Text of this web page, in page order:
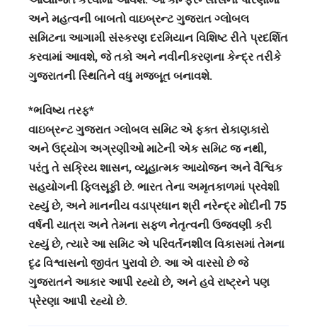
અને મહત્વની બાબતો વાઇબ્રન્ટ ગુજરાત ગ્લોબલ
સમિટના આગામી સંસ્કરણ દરમિયાન વિશિષ્ટ રીતે પ્રદર્શિત
કરવામાં આવશે, જે તકો અને નવીનીકરણના કેન્દ્ર તરીકે
ગુજરાતની સ્થિતિને વધુ મજબૂત બનાવશે.
*ભવિષ્ય તરફ*
વાઇબ્રન્ટ ગુજરાત ગ્લોબલ સમિટ એ ફક્ત રોકાણકારો
અને ઉદ્યોગ અગ્રણીઓ માટેની એક સમિટ જ નથી,
પરંતુ તે સક્રિય શાસન, વ્યૂહાત્મક આયોજન અને વૈશ્વિક
સહયોગની ફિલસૂફી છે. ભારત તેના અમૃતકાળમાં પ્રવેશી
રહ્યું છે, અને માનનીય વડાપ્રધાન શ્રી નરેન્દ્ર મોદીની 75
વર્ષની યાત્રા અને તેમના સફળ નેતૃત્વની ઉજવણી કરી
રહ્યું છે, ત્યારે આ સમિટ એ પરિવર્તનશીલ વિકાસમાં તેમના
દૃઢ વિશ્વાસનો જીવંત પુરાવો છે. આ એ વારસો છે જે
ગુજરાતને આકાર આપી રહ્યો છે, અને હવે રાષ્ટ્રને પણ
પ્રેરણા આપી રહ્યો છે.